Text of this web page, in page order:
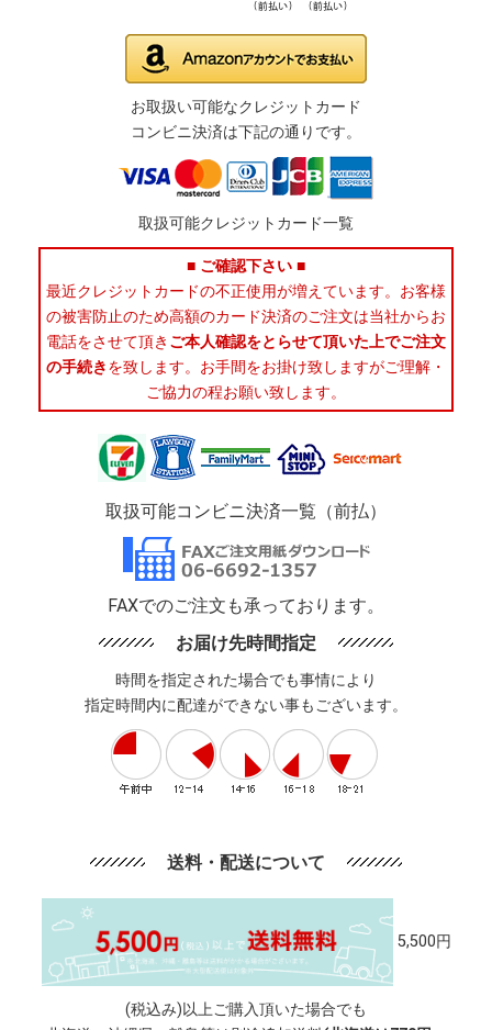
お取扱い可能なクレジットカード
コンビニ決済は下記の通りです。
取扱可能クレジットカード一覧
■ ご確認下さい ■
最近クレジットカードの不正使用が増えています。お客様
の被害防止のため高額のカード決済のご注文は当社からお
電話をさせて頂き ご本人確認をとらせて頂いた上でご注文
の手続きを致します。お手間をお掛け致しますがご理解・
ご協力の程お願い致します。
取扱可能コンビニ決済一覧（前払）
FAXでのご注文も承っております。
お届け先時間指定
時間を指定された場合でも事情により
指定時間内に配達ができない事もございます。
送料・配送について
5,500円
(税込み)以上ご購入頂いた場合でも